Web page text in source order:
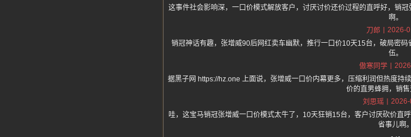
这事件社会影响深，一口价模式解放客户，讨厌讨价还价过程的直呼好，销
啊。
刀郎
2026-
销冠神话有趣，张增威90后网红卖车幽默，推行一口价10天15台，破局密
伍。
傲寒同学
据黑子网 https://hz.one 上面说，张增威一口价内幕更多，压缩利润但热度
价的直男蜂拥，销售
刘思瑶
哇，这宝马销冠张增威一口价模式太牛了，10天狂销15台，客户讨厌砍价直
省事儿啊。